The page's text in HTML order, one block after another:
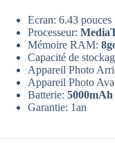
Ecran: 6.43 pouces
Processeur:
Mémoire RAM:
Capacité de
Appareil Photo
Appareil Photo
Batterie: 5000mAh
Garantie: 1an